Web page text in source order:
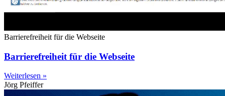
Barrierefreiheit für die Webseite
Barrierefreiheit für die Webseite
Weiterlesen »
Jörg Pfeiffer